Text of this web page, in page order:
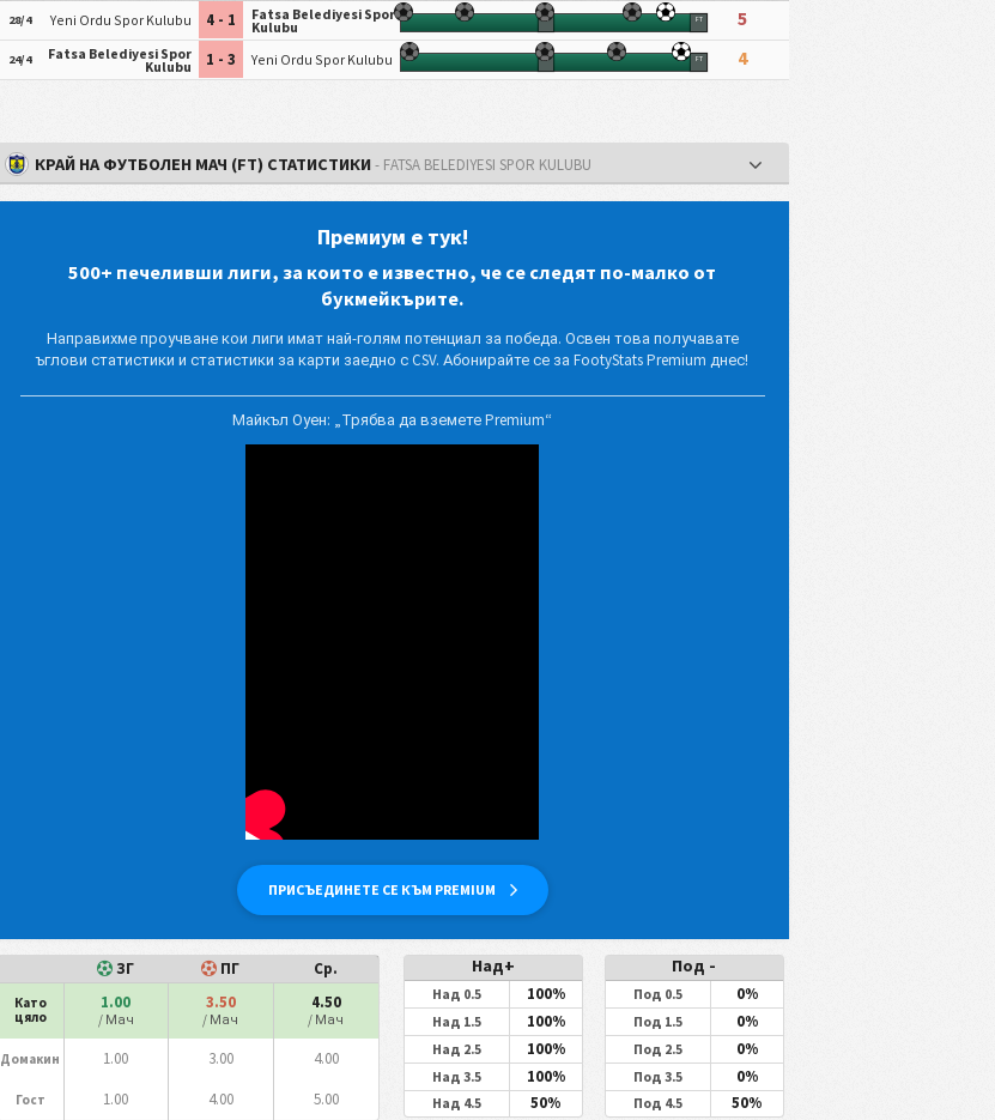
28/4 Yeni Ordu Spor Kulubu 4 - 1 Fatsa Belediyesi Spor
Kulubu HT FT 5
24/4 Fatsa Belediyesi Spor
Kulubu 1 - 3 Yeni Ordu Spor Kulubu HT FT 4
КРАЙ НА ФУТБОЛЕН МАЧ (FT) СТАТИСТИКИ- FATSA BELEDIYESI SPOR KULUBU
Премиум е тук!
500+ печеливши лиги, за които е известно, че се следят по-малко от
букмейкърите.
Направихме проучване кои лиги имат най-голям потенциал за победа. Освен това получавате
ъглови статистики и статистики за карти заедно с CSV. Абонирайте се за FootyStats Premium днес!
ПРИСЪЕДИНЕТЕ СЕ КЪМ PREMIUM
Майкъл Оуен: „Трябва да вземете Premium“
ЗГ ПГ Ср.
Като
цяло
1.00
/ Мач
3.50
/ Мач
4.50
/ Мач
Домакин 1.00 3.00 4.00
Гост 1.00 4.00 5.00
Над+
Над 0.5 100%
Над 1.5 100%
Над 2.5 100%
Над 3.5 100%
Над 4.5 50%
Под -
Под 0.5 0%
Под 1.5 0%
Под 2.5 0%
Под 3.5 0%
Под 4.5 50%